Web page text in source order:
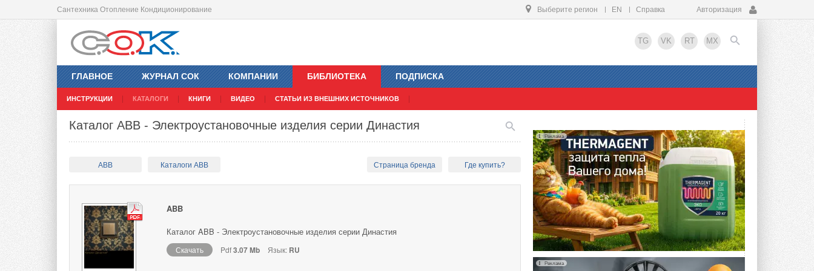
Сантехника Отопление Кондиционирование Выберите регион EN Справка Авторизация
TG VK RT MX
ГЛАВНОЕ ЖУРНАЛ СОК КОМПАНИИ БИБЛИОТЕКА
ИНСТРУКЦИИ КАТАЛОГИ КНИГИ ВИДЕО СТАТЬИ ИЗ ВНЕШНИХ ИСТОЧНИКОВ
ПОДПИСКА
EN
Каталог ABB - Электроустановочные изделия серии Династия
ABB Каталоги ABB Страница бренда Где купить?
ABB
Каталог ABB - Электроустановочные изделия серии Династия
Скачать Pdf3.07 Mb Язык: RU
Реклама
Реклама